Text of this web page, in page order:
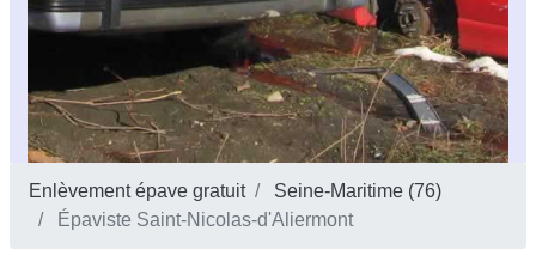
Enlèvement épave gratuit
Seine-Maritime (76)
Épaviste Saint-Nicolas-d'Aliermont